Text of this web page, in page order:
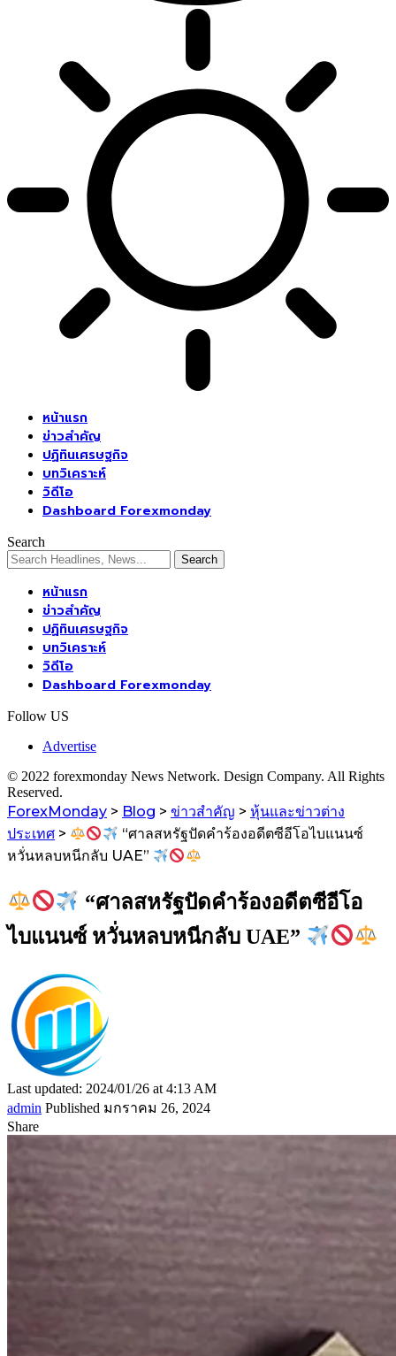
หน้าแรก
ข่าวสำคัญ
ปฏิทินเศรษฐกิจ
บทวิเคราะห์
วิดีโอ
Dashboard Forexmonday
Search
หน้าแรก
ข่าวสำคัญ
ปฏิทินเศรษฐกิจ
บทวิเคราะห์
วิดีโอ
Dashboard Forexmonday
Follow US
Advertise
© 2022 forexmonday News Network. Design Company. All Rights
Reserved.
ForexMonday > Blog > ข่าวสำคัญ > หุ้นและข่าวต่าง
ประเทศ >
“ศาลสหรัฐปัดคำร้องอดีตซีอีโอไบแนนซ์
หวั่นหลบหนีกลับ UAE”
“ศาลสหรัฐปัดคำร้องอดีตซีอีโอ
ไบแนนซ์ หวั่นหลบหนีกลับ UAE”
Last updated: 2024/01/26 at 4:13 AM
admin Published มกราคม 26, 2024
Share